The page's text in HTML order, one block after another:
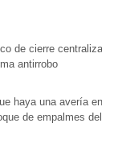
de cierre
antirrobo
haya una avería en
de empalmes del